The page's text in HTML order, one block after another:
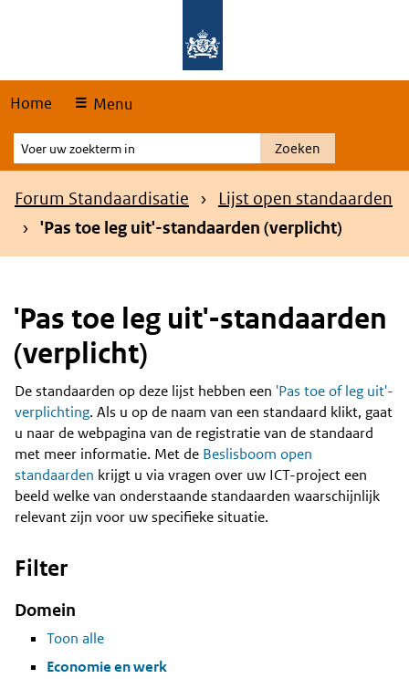
Home Menu
Voer
uw
zoekterm
Zoeken
Kruimelpad
Forum Standaardisatie
Lijst open standaarden
'Pas toe leg uit'-standaarden (verplicht)
'Pas toe leg uit'-standaarden
(verplicht)
Content
De standaarden op deze lijst hebben een 'Pas toe of leg uit'-
verplichting. Als u op de naam van een standaard klikt, gaat
u naar de webpagina van de registratie van de standaard
met meer informatie. Met de Beslisboom open
standaarden krijgt u via vragen over uw ICT-project een
beeld welke van onderstaande standaarden waarschijnlijk
relevant zijn voor uw specifieke situatie.
Filter
Domein
Toon alle
Economie en werk